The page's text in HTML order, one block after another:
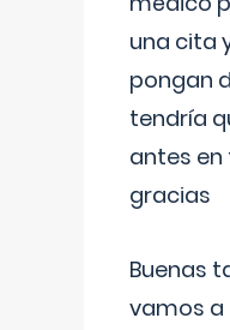
una cita
pongan
tendría
antes
gracias
Buenas
vamos